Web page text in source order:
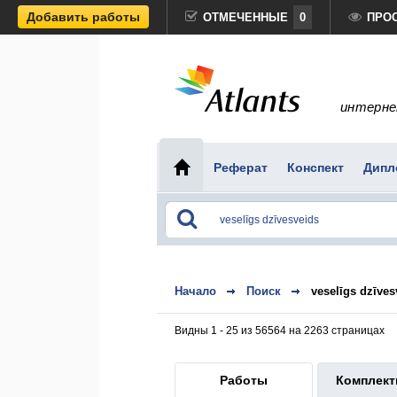
Добавить работы ОТМЕЧЕННЫЕ 0
Реферат Конспект
Начало Поиск veselīgs
Видны 1 - 25 из 56564 на 2263 страницах
Работы